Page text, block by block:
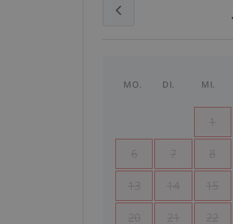
MO. DI. MI.
1
6 7 8
13 14 15
20 21 22